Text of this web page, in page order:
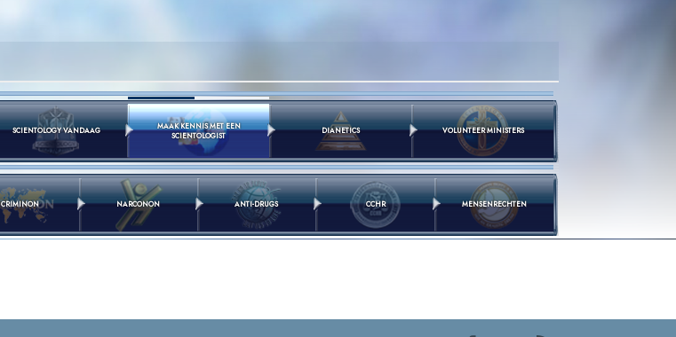
SCIENTOLOGY VANDAAG
MAAK KENNIS MET EEN
SCIENTOLOGIST
DIANETICS VOLUNTEER MINISTERS
CRIMINON NARCONON ANTI-DRUGS CCHR MENSEN­RECHTEN